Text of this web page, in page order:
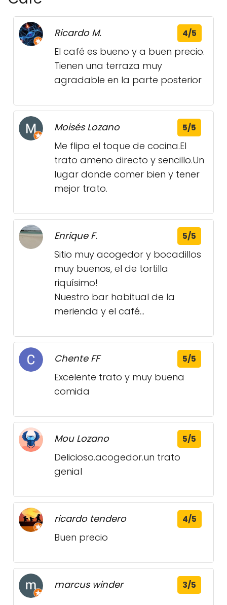
Ricardo M. 4/5
El café es bueno y a buen precio.
Tienen una terraza muy
agradable en la parte posterior
Moisés Lozano 5/5
Me flipa el toque de cocina.El
trato ameno directo y sencillo.Un
lugar donde comer bien y tener
mejor trato.
Enrique F. 5/5
Sitio muy acogedor y bocadillos
muy buenos, el de tortilla
riquísimo!
Nuestro bar habitual de la
merienda y el café...
Chente FF 5/5
Excelente trato y muy buena
comida
Mou Lozano 5/5
Delicioso.acogedor.un trato
genial
ricardo tendero 4/5
Buen precio
marcus winder 3/5